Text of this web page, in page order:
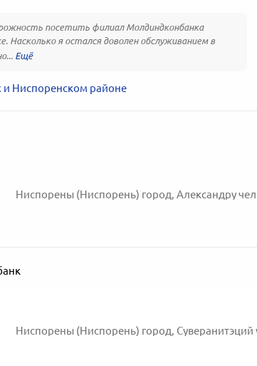
посетить филиал Молдиндконбанка
Насколько я остался доволен обслуживанием в
и Ниспоренском районе
Ниспорены (Ниспорень) город, Александру чел Бун
Ниспорены (Ниспорень) город, Суверанитэций